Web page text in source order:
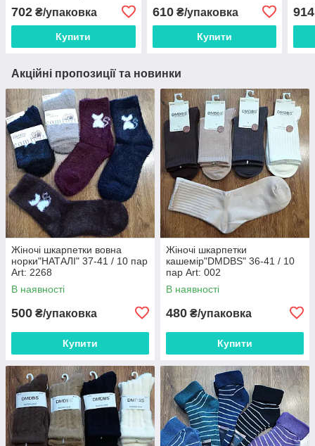
702 ₴/упаковка
Купити
610₴/упаковка
Купити
914
Акційні пропозиції та новинки
Жіночі шкарпетки вовна
норки"НАТАЛІ" 37-41 / 10 пар
Art: 2268
В наявності
500 ₴/упаковка
Купити
Жіночі шкарпетки
кашемір"DMDBS" 36-41 / 10
пар Art: 002
В наявності
480 ₴/упаковка
Купити